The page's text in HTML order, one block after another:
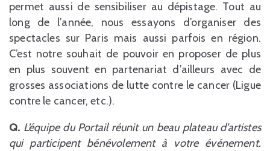
permet aussi de sensibiliser au dépistage. Tout au
long de l’année, nous essayons d’organiser des
spectacles sur Paris mais aussi parfois en région.
C’est notre souhait de pouvoir en proposer de plus
en plus souvent en partenariat d’ailleurs avec de
grosses associations de lutte contre le cancer (Ligue
contre le cancer, etc.).
Q. L’équipe du Portail réunit un beau plateau d’artistes
qui participent bénévolement à votre événement.